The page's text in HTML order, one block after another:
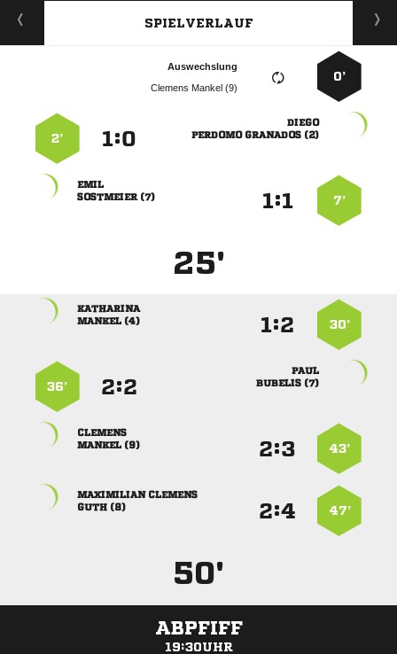
SPIELVERLAUF
0’
Auswechslung
  

  
:
2’
7’
:

 
25'
30’
:

 

 
:
36’
43’
:

 
47’
:
 
 
50'
ABPFIFF
19:30UHR